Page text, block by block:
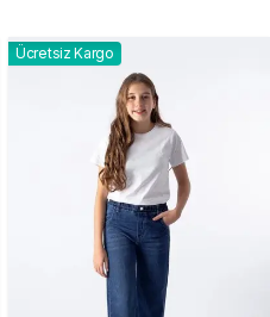
Ücretsiz Kargo